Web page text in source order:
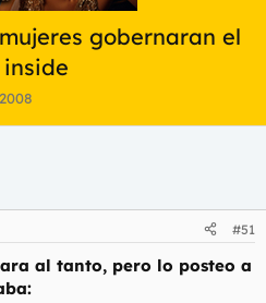
gobernaran el
inside
#51
al tanto, pero lo posteo a